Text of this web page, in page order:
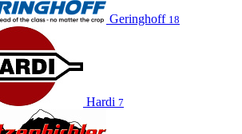
Geringhoff 18
Hardi 7